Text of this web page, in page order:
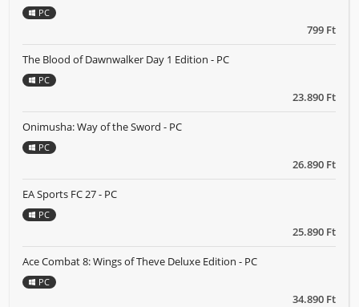
799 Ft
PC
23.890 Ft
The Blood of Dawnwalker Day 1 Edition - PC
PC
26.890 Ft
Onimusha: Way of the Sword - PC
PC
25.890 Ft
EA Sports FC 27 - PC
PC
34.890 Ft
Ace Combat 8: Wings of Theve Deluxe Edition - PC
PC